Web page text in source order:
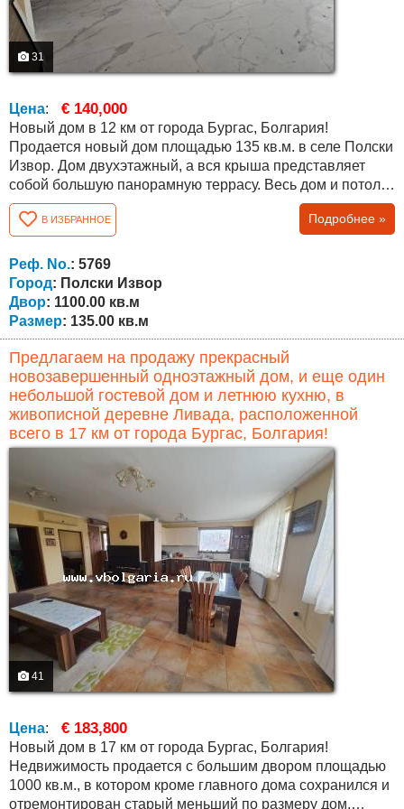
31
Цена: € 140,000
Новый дом в 12 км от города Бургас, Болгария!
Продается новый дом площадью 135 кв.м. в селе Полски
Извор. Дом двухэтажный, а вся крыша представляет
собой большую панорамную террасу. Весь дом и потолки
утеплены, а снаружи везде уложена плитка. На первом
этаже есть гостиная, столовая и кухня в одном, и
большая ванная комната с туалетом. Второй этаж
состоит из трех спален и небольшой ванной комнаты с
туалетом. Под полом проложены...
В ИЗБРАННОЕ Подробнее »
Реф. No.: 5769
Город: Полски Извор
Двор: 1100.00 кв.м
Размер: 135.00 кв.м
Предлагаем на продажу прекрасный
новозавершенный одноэтажный дом, и еще один
небольшой гостевой дом и летнюю кухню, в
живописной деревне Ливада, расположенной
всего в 17 км от города Бургас, Болгария!
41
Цена: € 183,800
Новый дом в 17 км от города Бургас, Болгария!
Недвижимость продается с большим двором площадью
1000 кв.м., в котором кроме главного дома сохранился и
отремонтирован старый меньший по размеру дом,